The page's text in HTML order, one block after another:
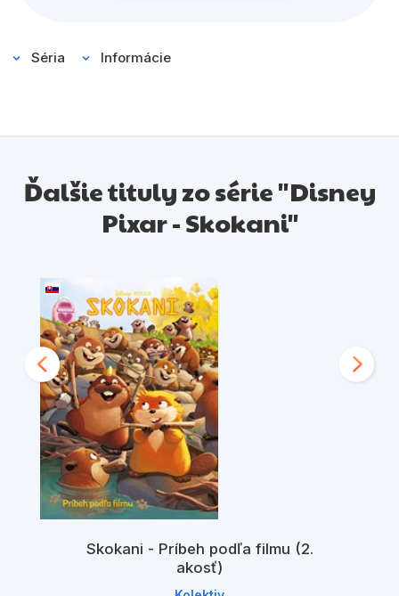
Séria Informácie
Ďalšie tituly zo série "Disney
Pixar - Skokani"
Skokani - Príbeh podľa filmu (2.
akosť)